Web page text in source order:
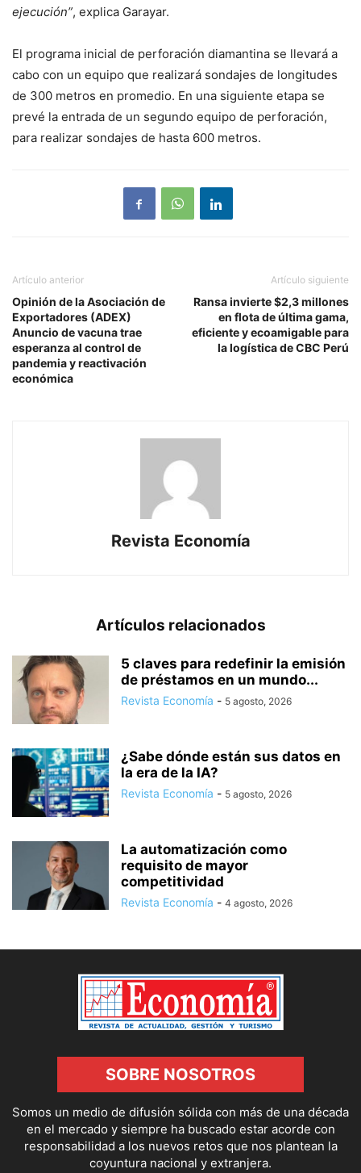
ejecución”, explica Garayar.
El programa inicial de perforación diamantina se llevará a
cabo con un equipo que realizará sondajes de longitudes
de 300 metros en promedio. En una siguiente etapa se
prevé la entrada de un segundo equipo de perforación,
para realizar sondajes de hasta 600 metros.
Artículo anterior
Opinión de la Asociación de
Exportadores (ADEX)
Anuncio de vacuna trae
esperanza al control de
pandemia y reactivación
económica
Artículo siguiente
Ransa invierte $2,3 millones
en flota de última gama,
eficiente y ecoamigable para
la logística de CBC Perú
Revista Economía
Artículos relacionados
5 claves para redefinir la emisión
de préstamos en un mundo...
Revista Economía - 5 agosto, 2026
¿Sabe dónde están sus datos en
la era de la IA?
Revista Economía - 5 agosto, 2026
La automatización como
requisito de mayor
competitividad
Revista Economía - 4 agosto, 2026
SOBRE NOSOTROS
Somos un medio de difusión sólida con más de una década
en el mercado y siempre ha buscado estar acorde con
responsabilidad a los nuevos retos que nos plantean la
coyuntura nacional y extranjera.